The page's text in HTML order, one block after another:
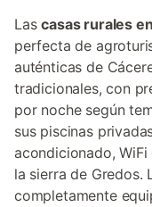
Lascasas rurales
perfecta de
auténticas de
tradicionales, con
por noche según
sus piscinas
acondicionado,
la sierra de Gredos.
completamente